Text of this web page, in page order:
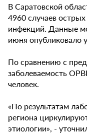
В Саратовской
4960 случаев
инфекций. Данные
июня опубликовало
По сравнению с
заболеваемость
человек.
«По результатам
региона
этиологии», -